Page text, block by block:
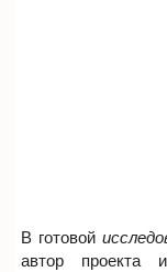
В готовой
автор проекта